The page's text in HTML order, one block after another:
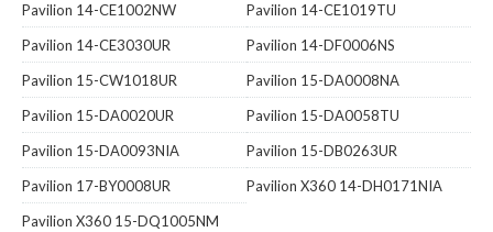
Pavilion 14-CE1002NW
Pavilion 14-CE1019TU
Pavilion 14-CE3030UR
Pavilion 14-DF0006NS
Pavilion 15-CW1018UR
Pavilion 15-DA0008NA
Pavilion 15-DA0020UR
Pavilion 15-DA0058TU
Pavilion 15-DA0093NIA
Pavilion 15-DB0263UR
Pavilion 17-BY0008UR
Pavilion X360 14-DH0171NIA
Pavilion X360 15-DQ1005NM